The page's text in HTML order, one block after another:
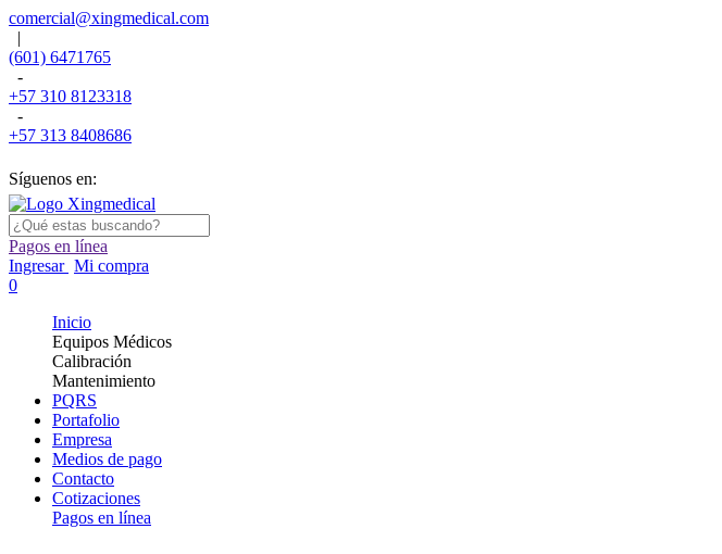
comercial@xingmedical.com
|
(601) 6471765
-
+57 310 8123318
-
+57 313 8408686
Síguenos en:
Pagos en línea
Ingresar Mi compra
0
Inicio
Equipos Médicos
Calibración
Mantenimiento
PQRS
Portafolio
Empresa
Medios de pago
Contacto
Cotizaciones
Pagos en línea